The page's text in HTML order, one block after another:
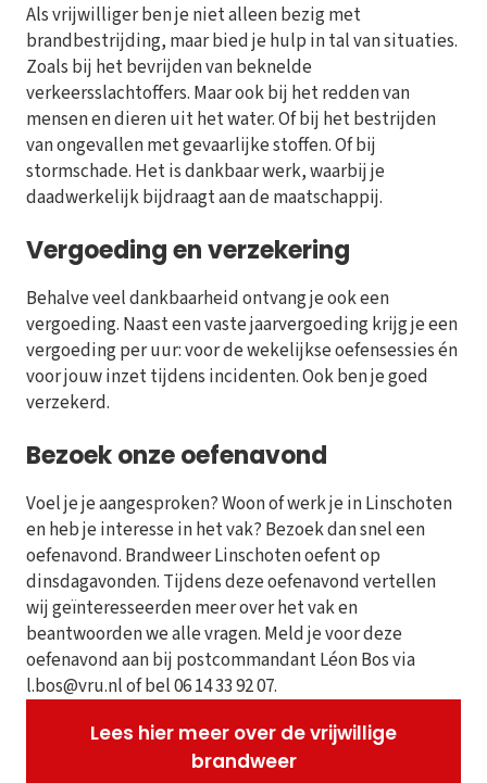
Als vrijwilliger ben je niet alleen bezig met
brandbestrijding, maar bied je hulp in tal van situaties.
Zoals bij het bevrijden van beknelde
verkeersslachtoffers. Maar ook bij het redden van
mensen en dieren uit het water. Of bij het bestrijden
van ongevallen met gevaarlijke stoffen. Of bij
stormschade. Het is dankbaar werk, waarbij je
daadwerkelijk bijdraagt aan de maatschappij.
Vergoeding en verzekering
Behalve veel dankbaarheid ontvang je ook een
vergoeding. Naast een vaste jaarvergoeding krijg je een
vergoeding per uur: voor de wekelijkse oefensessies én
voor jouw inzet tijdens incidenten. Ook ben je goed
verzekerd.
Bezoek onze oefenavond
Voel je je aangesproken? Woon of werk je in Linschoten
en heb je interesse in het vak? Bezoek dan snel een
oefenavond. Brandweer Linschoten oefent op
dinsdagavonden. Tijdens deze oefenavond vertellen
wij geïnteresseerden meer over het vak en
beantwoorden we alle vragen. Meld je voor deze
oefenavond aan bij postcommandant Léon Bos via
l.bos@vru.nl of bel 06 14 33 92 07.
Lees hier meer over de vrijwillige
brandweer